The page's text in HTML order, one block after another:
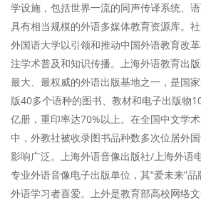
学设施，包括世界一流的同声传译系统、
具有相当规模的外语多媒体教育资源库。
外国语大学以引领和推动中国外语教育改
注学术普及和知识传播。上海外语教育出
最大、最权威的外语出版基地之一，是国
版40多个语种的图书、教材和电子出版物
亿册，重印率达70%以上。在全国中文学术
中，外教社被收录图书品种数多次位居外
影响广泛。上海外语音像出版社/上海外语
专业外语音像电子出版单位，其“爱未来”
外语学习者喜爱。上外是教育部高校网络